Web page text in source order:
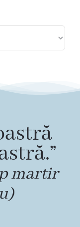
martir